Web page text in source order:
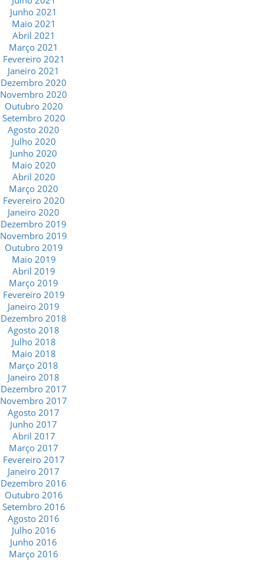
Junho 2021
Maio 2021
Abril 2021
Março 2021
Fevereiro 2021
Janeiro 2021
Dezembro 2020
Novembro 2020
Outubro 2020
Setembro 2020
Agosto 2020
Julho 2020
Junho 2020
Maio 2020
Abril 2020
Março 2020
Fevereiro 2020
Janeiro 2020
Dezembro 2019
Novembro 2019
Outubro 2019
Maio 2019
Abril 2019
Março 2019
Fevereiro 2019
Janeiro 2019
Dezembro 2018
Agosto 2018
Julho 2018
Maio 2018
Março 2018
Janeiro 2018
Dezembro 2017
Novembro 2017
Agosto 2017
Junho 2017
Abril 2017
Março 2017
Fevereiro 2017
Janeiro 2017
Dezembro 2016
Outubro 2016
Setembro 2016
Agosto 2016
Julho 2016
Junho 2016
Março 2016